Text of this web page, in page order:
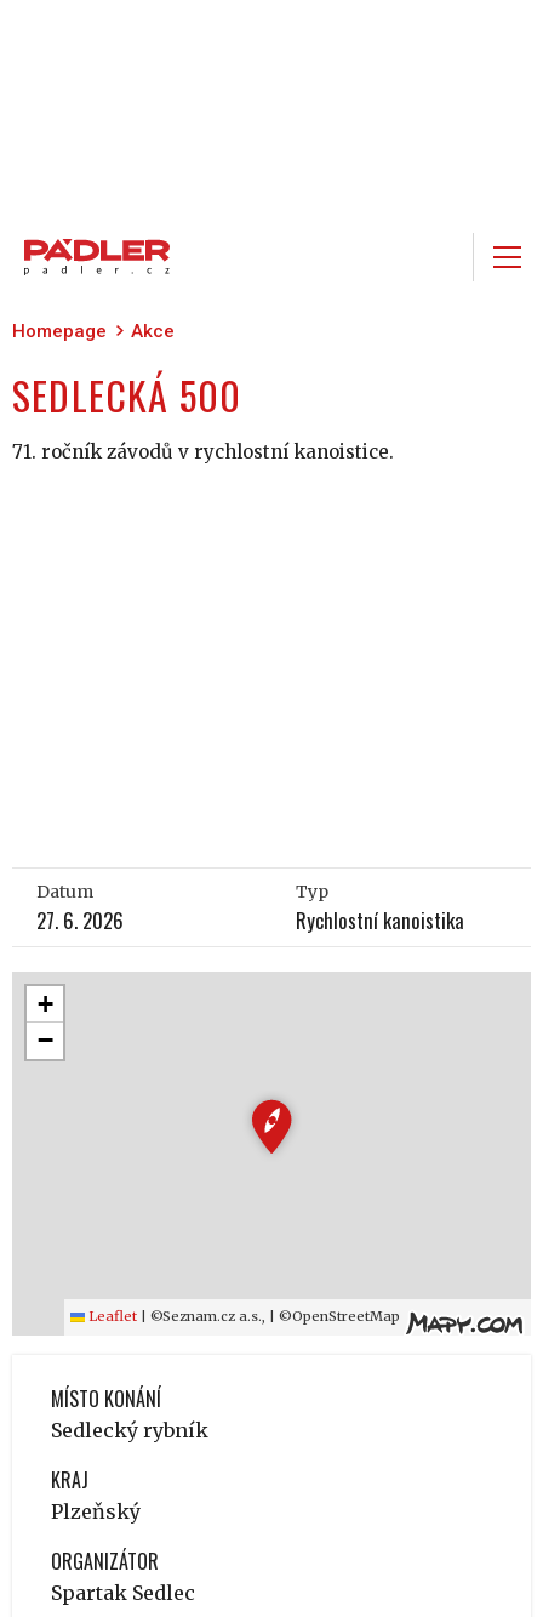
Homepage Akce
SEDLECKÁ 500
71. ročník závodů v rychlostní kanoistice.
Datum
27. 6. 2026
Typ
Rychlostní kanoistika
+
−
Leaflet ©Seznam.cz a.s., | ©OpenStreetMap
MÍSTO KONÁNÍ
Sedlecký rybník
KRAJ
Plzeňský
ORGANIZÁTOR
Spartak Sedlec